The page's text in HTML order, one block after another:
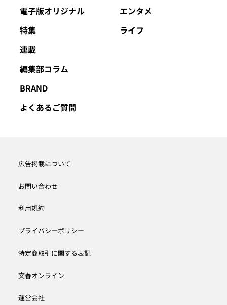
電子版オリジナル
特集
連載
編集部コラム
BRAND
よくあるご質問
エンタメ
ライフ
広告掲載について
お問い合わせ
利用規約
プライバシーポリシー
特定商取引に関する表記
文春オンライン
運営会社